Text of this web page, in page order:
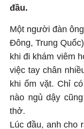
đầu.
Một người đàn
Đông, Trung
khi đi khám viêm
việc tay chân
khi ốm vặt. Chỉ
nào ngủ dậy
thở.
Lúc đầu, anh cho